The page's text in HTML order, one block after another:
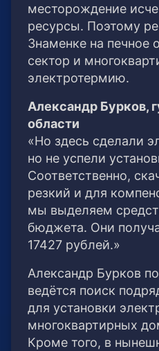
месторождение
ресурсы. Поэтому
Знаменке на печное
сектор и
электротермию.
Александр Бурков,
области
«Но здесь сделали
но не успели
Соответственно,
резкий и для
мы выделяем
бюджета. Они
17427 рублей.»
Александр Бурков
ведётся поиск
для установки
многоквартирных
Кроме того, в